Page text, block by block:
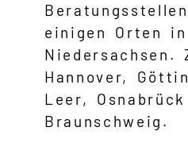
einigen Orten in
Niedersachsen.
Hannover,
Leer,
Braunschweig.